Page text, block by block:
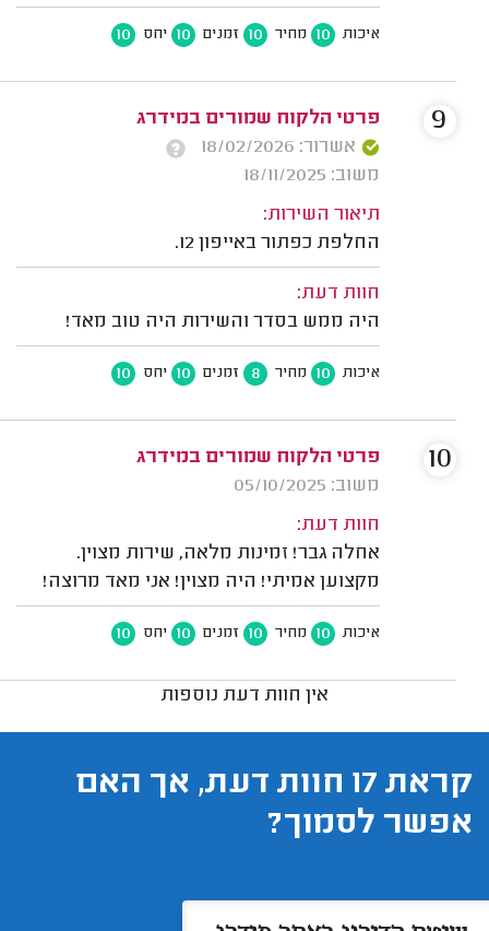
איכות 10 מחיר 10 זמנים 10 יחס 10
פרטי הלקוח שמורים במידרג
אשרור: 18/02/2026
משוב: 18/11/2025
תיאור השירות:
החלפת כפתור באייפון 12.
חוות דעת:
היה ממש בסדר והשירות היה טוב מאד!
איכות 10 מחיר 8 זמנים 10 יחס 10
9
פרטי הלקוח שמורים במידרג
משוב: 05/10/2025
חוות דעת:
אחלה גבר! זמינות מלאה, שירות מצוין.
מקצוען אמיתי! היה מצוין! אני מאד מרוצה!
איכות 10 מחיר 10 זמנים 10 יחס 10
10
אין חוות דעת נוספות
קראת 17 חוות דעת, אך האם
אפשר לסמוך?